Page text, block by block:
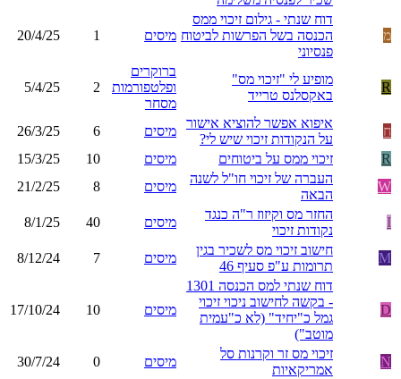
מ
דוח שנתי - גילום זיכוי ממס
הכנסה בשל הפרשות לביטוח
פנסיוני
מיסים 1
20/4/25
R
מופיע לי "זיכוי מס"
באקסלנס טרייד
ברוקרים
ופלטפורמות
מסחר
2
5/4/25
ח
איפוא אפשר להוציא אישור
על הנקודות זיכוי שיש לי?
מיסים 6
26/3/25
R
זיכוי ממס על ביטוחים מיסים 10
15/3/25
W
העברה של זיכוי חו"ל לשנה
הבאה
מיסים 8
21/2/25
I
החזר מס וקיזוז ר"ה כנגד
נקודות זיכוי
מיסים 40
8/1/25
M
חישוב זיכוי מס לשכיר בגין
תרומות ע"פ סעיף 46
מיסים 7
8/12/24
D
דוח שנתי למס הכנסה 1301
- בקשה לחישוב ניכוי זיכוי
גמל כ"יחיד" (לא כ"עמית
מוטב")
מיסים 10
17/10/24
N
זיכוי מס זר וקרנות סל
אמריקאיות
מיסים 0
30/7/24